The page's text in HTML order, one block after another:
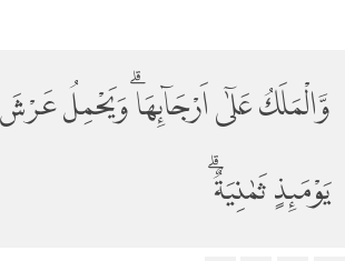
وَّالْمَلَكُ عَلٰٓى اَرْجَاۤىِٕهَاۗ وَيَحْمِلُ
يَوْمَىِٕذٍ ثَمٰنِيَةٌ ۗ